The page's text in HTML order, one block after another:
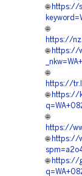
🌐 https://
🌐
https://
🌐 https://
🌐
https://
🌐 https://
🌐
https://
🌐 https://
🌐 https://